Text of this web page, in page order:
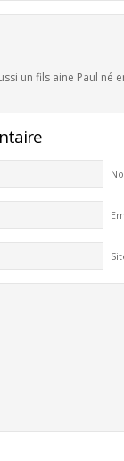
un fils aine Paul né